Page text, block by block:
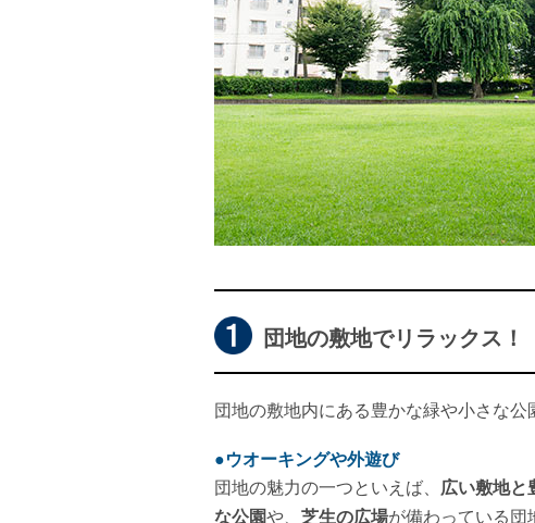
団地の敷地でリラックス！
団地の敷地内にある豊かな緑や小さな公
●ウオーキングや外遊び
団地の魅力の一つといえば、 広い敷地と
な公園や、 芝生の広場が備わっている団